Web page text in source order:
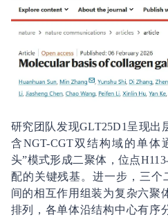
研究团队发现GLT25D1呈现出
含NGT-CGT双结构域的单体
头”模式形成二聚体，位点
配的关键残基。进一步，三个
间的相互作用组装为复杂六聚
排列，各单体沿结构中心有序